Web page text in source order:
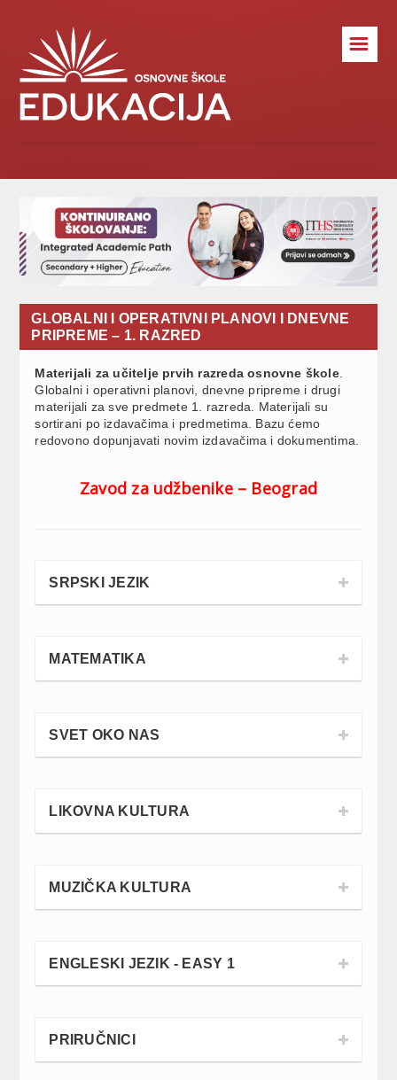
☰
GLOBALNI I OPERATIVNI PLANOVI I DNEVNE
PRIPREME – 1. RAZRED
Materijali za učitelje prvih razreda osnovne škole.
Globalni i operativni planovi, dnevne pripreme i drugi
materijali za sve predmete 1. razreda. Materijali su
sortirani po izdavačima i predmetima. Bazu ćemo
redovono dopunjavati novim izdavačima i dokumentima.
Zavod za udžbenike – Beograd
SRPSKI JEZIK
MATEMATIKA
SVET OKO NAS
LIKOVNA KULTURA
MUZIČKA KULTURA
ENGLESKI JEZIK - EASY 1
PRIRUČNICI